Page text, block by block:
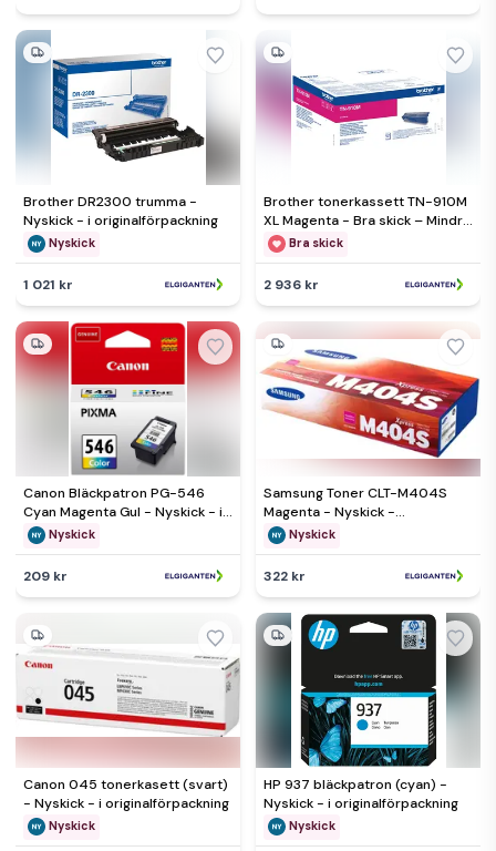
Brother DR2300 trumma -
Nyskick - i originalförpackning
Nyskick
1 021 kr
Brother tonerkassett TN-910M
XL Magenta - Bra skick – Mindre
spår av användning
Bra skick
2 936 kr
Canon Bläckpatron PG-546
Cyan Magenta Gul - Nyskick - i
originalförpackning
Nyskick
209 kr
Samsung Toner CLT-M404S
Magenta - Nyskick -
originalförpackning saknas
Nyskick
322 kr
Canon 045 tonerkasett (svart)
- Nyskick - i originalförpackning
Nyskick
HP 937 bläckpatron (cyan) -
Nyskick - i originalförpackning
Nyskick